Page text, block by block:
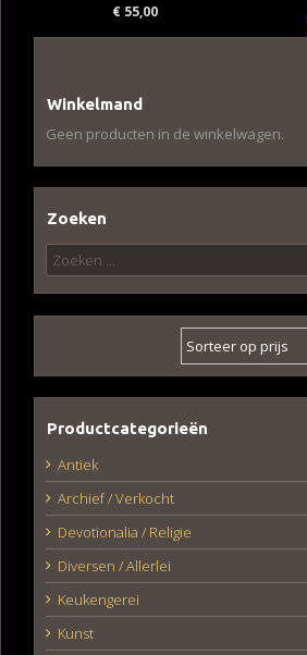
€55,00
Winkelmand
Geen producten in de winkelwagen.
Zoeken
Zoeken
naar:
Productcategorieën
Antiek
Archief / Verkocht
Devotionalia / Religie
Diversen / Allerlei
Keukengerei
Kunst